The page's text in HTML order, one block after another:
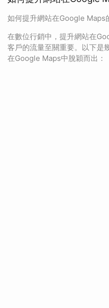
如何提升網站在Google Maps
在數位行銷中，提升網站在
客戶的流量至關重要。以下是
在Google Maps中脫穎而出：